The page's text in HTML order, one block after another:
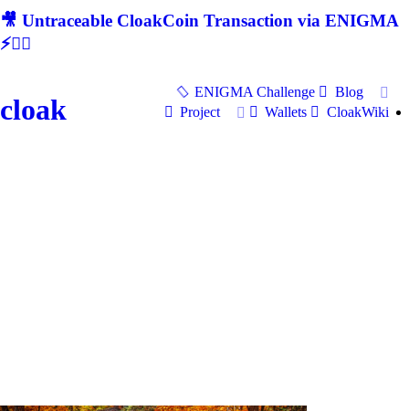
🎥 Untraceable CloakCoin Transaction via ENIGMA
⚡🕵‍♂
cloak
ENIGMA Challenge
Blog
Project
Wallets CloakWiki